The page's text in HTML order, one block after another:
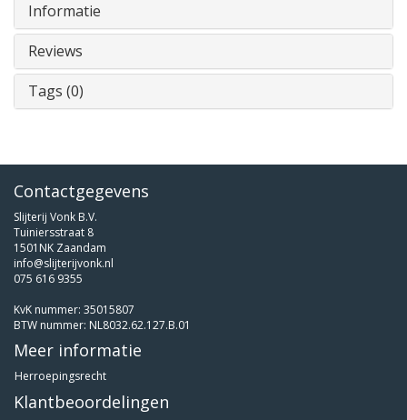
Informatie
Reviews
Tags (0)
Contactgegevens
Slijterij Vonk B.V.
Tuiniersstraat 8
1501NK Zaandam
info@slijterijvonk.nl
075 616 9355
KvK nummer: 35015807
BTW nummer: NL8032.62.127.B.01
Meer informatie
Herroepingsrecht
Klantbeoordelingen